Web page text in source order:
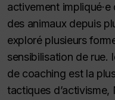
activement
des animaux depuis
exploré plusieurs
sensibilisation de rue.
de coaching est la
tactiques d’activisme,